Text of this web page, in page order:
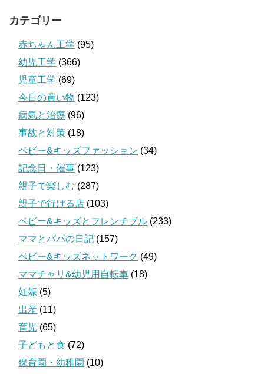
カテゴリー
赤ちゃん工学 (95)
幼児工学 (366)
児童工学 (69)
今日の買い物 (123)
病気と治療 (96)
事故と対策 (18)
ベビー&キッズファッション (34)
記念日・催事 (123)
親子で楽しむ (287)
親子で行ける店 (103)
ベビー&キッズとフレンチブル (233)
ママとパパの日記 (157)
ベビー&キッズネットワーク (49)
ママチャリ&幼児用自転車 (18)
妊娠 (5)
出産 (11)
育児 (65)
子どもと食 (72)
保育園・幼稚園 (10)